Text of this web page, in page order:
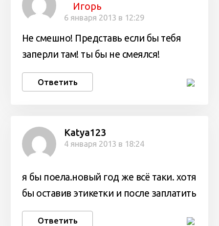
Игорь
6 января 2013 в 12:29
Не смешно! Представь если бы тебя
заперли там! ты бы не смеялся!
Ответить
Katya123
4 января 2013 в 18:24
я бы поела.новый год же всё таки. хотя
бы оставив этикетки и после заплатить
Ответить